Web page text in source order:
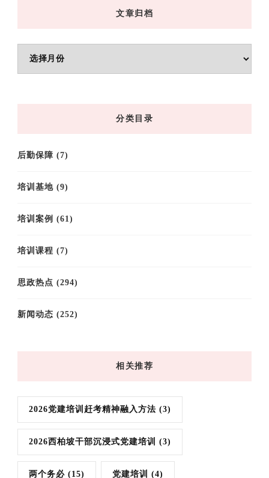
文章归档
分类目录
后勤保障 (7)
培训基地 (9)
培训案例 (61)
培训课程 (7)
思政热点 (294)
新闻动态 (252)
相关推荐
2026党建培训赶考精神融入方法 (3)
2026西柏坡干部沉浸式党建培训 (3)
两个务必 (15) 党建培训 (4)